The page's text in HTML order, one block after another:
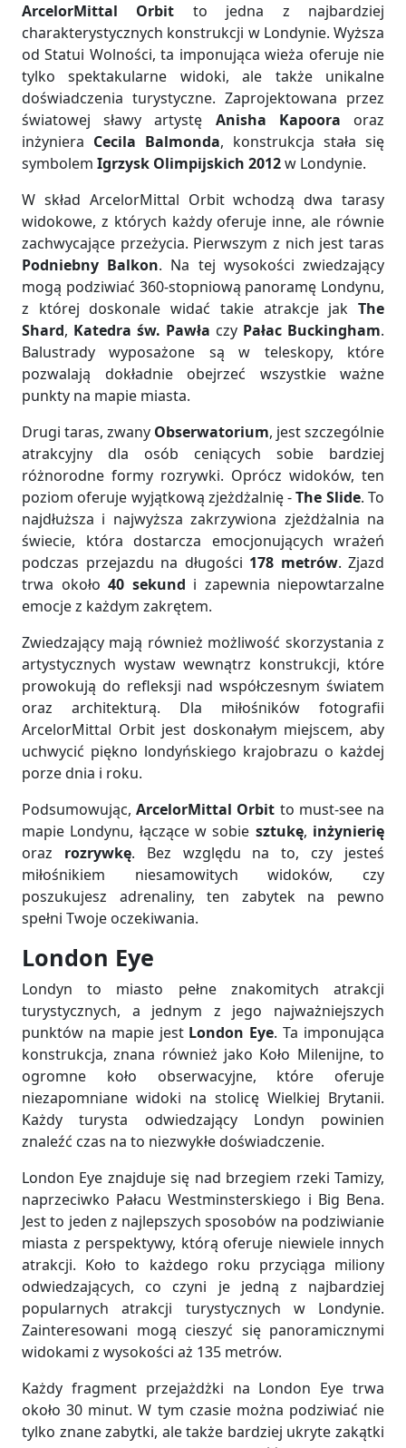
ArcelorMittal Orbit to jedna z najbardziej
charakterystycznych konstrukcji w Londynie. Wyższa
od Statui Wolności, ta imponująca wieża oferuje nie
tylko spektakularne widoki, ale także unikalne
doświadczenia turystyczne. Zaprojektowana przez
światowej sławy artystę Anisha Kapoora oraz
inżyniera Cecila Balmonda, konstrukcja stała się
symbolem Igrzysk Olimpijskich 2012w Londynie.
W skład ArcelorMittal Orbit wchodzą dwa tarasy
widokowe, z których każdy oferuje inne, ale równie
zachwycające przeżycia. Pierwszym z nich jest taras
Podniebny Balkon. Na tej wysokości zwiedzający
mogą podziwiać 360-stopniową panoramę Londynu,
z której doskonale widać takie atrakcje jak The
Shard, Katedra św. Pawła czy Pałac Buckingham.
Balustrady wyposażone są w teleskopy, które
pozwalają dokładnie obejrzeć wszystkie ważne
punkty na mapie miasta.
Drugi taras, zwany Obserwatorium, jest szczególnie
atrakcyjny dla osób ceniących sobie bardziej
różnorodne formy rozrywki. Oprócz widoków, ten
poziom oferuje wyjątkową zjeżdżalnię -The Slide. To
najdłuższa i najwyższa zakrzywiona zjeżdżalnia na
świecie, która dostarcza emocjonujących wrażeń
podczas przejazdu na długości 178 metrów. Zjazd
trwa około 40 sekund i zapewnia niepowtarzalne
emocje z każdym zakrętem.
Zwiedzający mają również możliwość skorzystania z
artystycznych wystaw wewnątrz konstrukcji, które
prowokują do refleksji nad współczesnym światem
oraz architekturą. Dla miłośników fotografii
ArcelorMittal Orbit jest doskonałym miejscem, aby
uchwycić piękno londyńskiego krajobrazu o każdej
porze dnia i roku.
Podsumowując,ArcelorMittal Orbit to must-see na
mapie Londynu, łączące w sobie sztukę, inżynierię
oraz rozrywkę. Bez względu na to, czy jesteś
miłośnikiem niesamowitych widoków, czy
poszukujesz adrenaliny, ten zabytek na pewno
spełni Twoje oczekiwania.
London Eye
Londyn to miasto pełne znakomitych atrakcji
turystycznych, a jednym z jego najważniejszych
punktów na mapie jest London Eye. Ta imponująca
konstrukcja, znana również jako Koło Milenijne, to
ogromne koło obserwacyjne, które oferuje
niezapomniane widoki na stolicę Wielkiej Brytanii.
Każdy turysta odwiedzający Londyn powinien
znaleźć czas na to niezwykłe doświadczenie.
London Eye znajduje się nad brzegiem rzeki Tamizy,
naprzeciwko Pałacu Westminsterskiego i Big Bena.
Jest to jeden z najlepszych sposobów na podziwianie
miasta z perspektywy, którą oferuje niewiele innych
atrakcji. Koło to każdego roku przyciąga miliony
odwiedzających, co czyni je jedną z najbardziej
popularnych atrakcji turystycznych w Londynie.
Zainteresowani mogą cieszyć się panoramicznymi
widokami z wysokości aż 135 metrów.
Każdy fragment przejażdżki na London Eye trwa
około 30 minut. W tym czasie można podziwiać nie
tylko znane zabytki, ale także bardziej ukryte zakątki